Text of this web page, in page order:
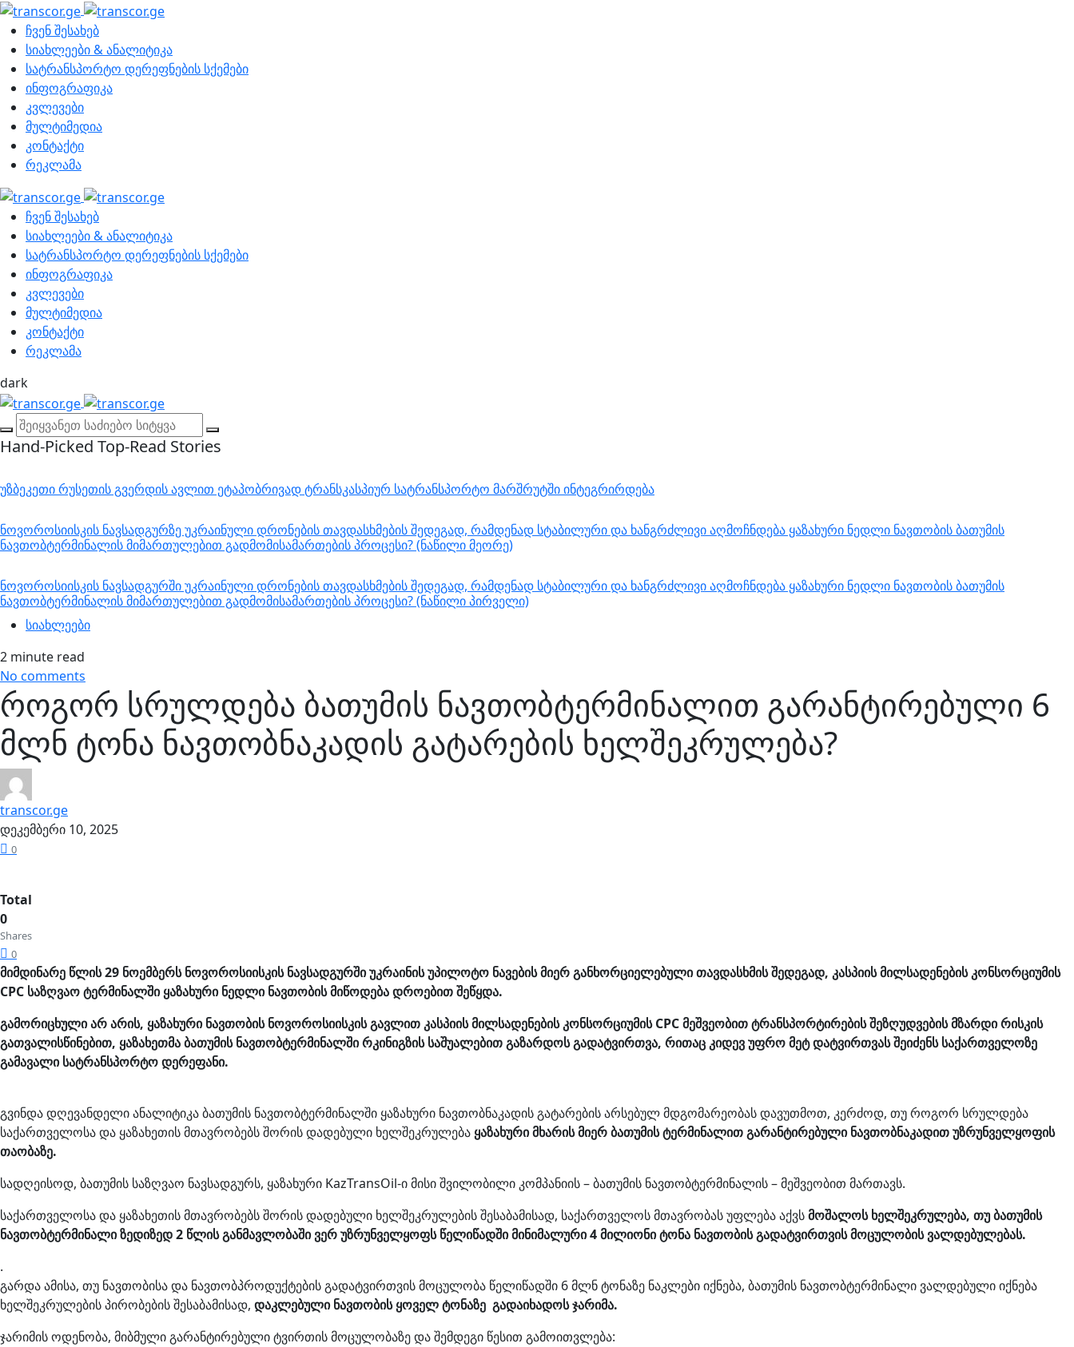
ჩვენ შესახებ
სიახლეები & ანალიტიკა
სატრანსპორტო დერეფნების სქემები
ინფოგრაფიკა
კვლევები
მულტიმედია
კონტაქტი
რეკლამა
ჩვენ შესახებ
სიახლეები & ანალიტიკა
სატრანსპორტო დერეფნების სქემები
ინფოგრაფიკა
კვლევები
მულტიმედია
კონტაქტი
რეკლამა
dark
Hand-Picked Top-Read Stories
უზბეკეთი რუსეთის გვერდის ავლით ეტაპობრივად ტრანსკასპიურ სატრანსპორტო მარშრუტში ინტეგრირდება
ნოვოროსიისკის ნავსადგურზე უკრაინული დრონების თავდასხმების შედეგად, რამდენად სტაბილური და ხანგრძლივი აღმოჩნდება ყაზახური ნედლი ნავთობის ბათუმის
ნავთობტერმინალის მიმართულებით გადმომისამართების პროცესი? (ნაწილი მეორე)
ნოვოროსიისკის ნავსადგურში უკრაინული დრონების თავდასხმების შედეგად, რამდენად სტაბილური და ხანგრძლივი აღმოჩნდება ყაზახური ნედლი ნავთობის ბათუმის
ნავთობტერმინალის მიმართულებით გადმომისამართების პროცესი? (ნაწილი პირველი)
სიახლეები
2 minute read
No comments
როგორ სრულდება ბათუმის ნავთობტერმინალით გარანტირებული 6
მლნ ტონა ნავთობნაკადის გატარების ხელშეკრულება?
transcor.ge
დეკემბერი 10, 2025
0
Total
0
Shares
0
მიმდინარე წლის 29 ნოემბერს ნოვოროსიისკის ნავსადგურში უკრაინის უპილოტო ნავების მიერ განხორციელებული თავდასხმის შედეგად, კასპიის მილსადენების კონსორციუმის
CPC საზღვაო ტერმინალში ყაზახური ნედლი ნავთობის მიწოდება დროებით შეწყდა.
გამორიცხული არ არის, ყაზახური ნავთობის ნოვოროსიისკის გავლით კასპიის მილსადენების კონსორციუმის CPC მეშვეობით ტრანსპორტირების შეზღუდვების მზარდი რისკის
გათვალისწინებით, ყაზახეთმა ბათუმის ნავთობტერმინალში რკინიგზის საშუალებით გაზარდოს გადატვირთვა, რითაც კიდევ უფრო მეტ დატვირთვას შეიძენს საქართველოზე
გამავალი სატრანსპორტო დერეფანი.
გვინდა დღევანდელი ანალიტიკა ბათუმის ნავთობტერმინალში ყაზახური ნავთობნაკადის გატარების არსებულ მდგომარეობას დავუთმოთ, კერძოდ, თუ როგორ სრულდება
საქართველოსა და ყაზახეთის მთავრობებს შორის დადებული ხელშეკრულებაყაზახური მხარის მიერ ბათუმის ტერმინალით გარანტირებული ნავთობნაკადით უზრუნველყოფის
თაობაზე.
სადღეისოდ, ბათუმის საზღვაო ნავსადგურს, ყაზახური KazTransOil-ი მისი შვილობილი კომპანიის – ბათუმის ნავთობტერმინალის – მეშვეობით მართავს.
საქართველოსა და ყაზახეთის მთავრობებს შორის დადებული ხელშეკრულების შესაბამისად, საქართველოს მთავრობას უფლება აქვსმოშალოს ხელშეკრულება, თუ ბათუმის
ნავთობტერმინალი ზედიზედ 2 წლის განმავლობაში ვერუზრუნველყოფს წელიწადში მინიმალური 4 მილიონი ტონა ნავთობის გადატვირთვის მოცულობის ვალდებულებას.
.
გარდა ამისა, თუ ნავთობისა და ნავთობპროდუქტების გადატვირთვის მოცულობა წელიწადში 6 მლნ ტონაზე ნაკლები იქნება, ბათუმის ნავთობტერმინალი ვალდებული იქნება
ხელშეკრულების პირობების შესაბამისად, დაკლებული ნავთობის ყოველ ტონაზე გადაიხადოს ჯარიმა.
ჯარიმის ოდენობა, მიბმული გარანტირებული ტვირთის მოცულობაზე და შემდეგი წესით გამოითვლება: